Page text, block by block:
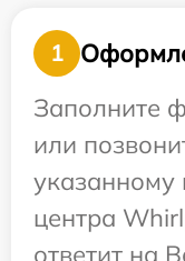
1
Заполните
или
указанному
центра
ответит на